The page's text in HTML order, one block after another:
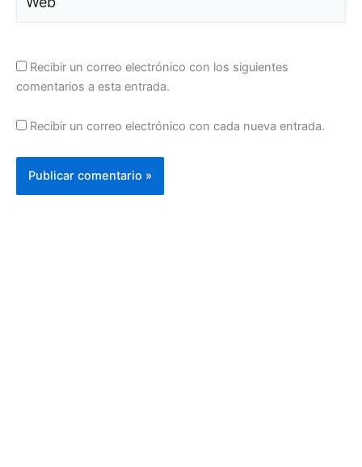
Recibir un correo electrónico con los siguientes
comentarios a esta entrada.
Recibir un correo electrónico con cada nueva entrada.